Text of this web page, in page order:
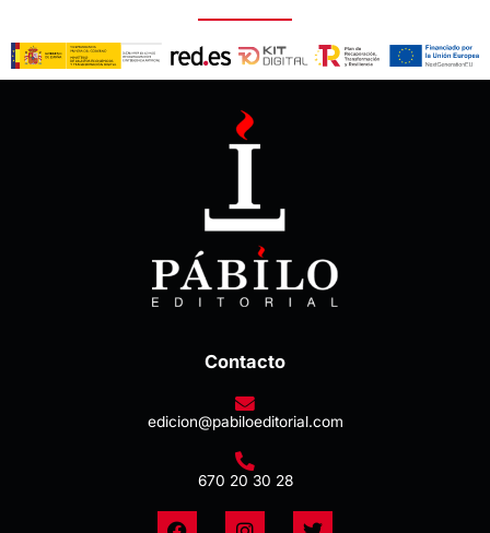
Contacto
edicion@pabiloeditorial.com
670 20 30 28
F
I
T